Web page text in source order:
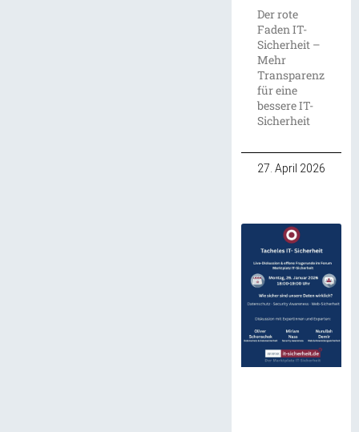
Der rote
Faden IT-
Sicherheit –
Mehr
Transparenz
für eine
bessere IT-
Sicherheit
27. April 2026